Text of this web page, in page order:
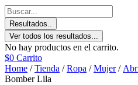
Resultados..
Ver todos los resultados...
No hay productos en el carrito.
$0 Carrito
Home /Tienda /Ropa /Mujer/
Bomber Lila